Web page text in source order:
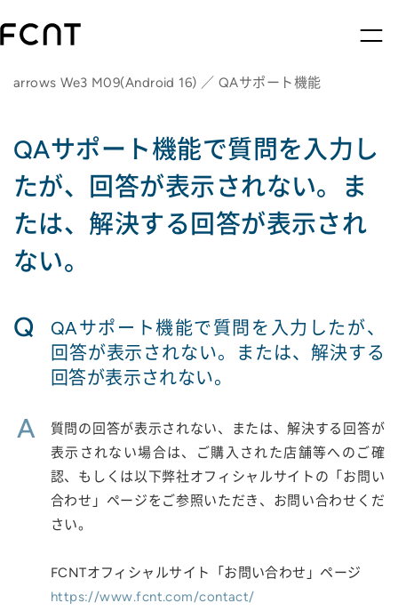
arrows We3 M09(Android 16) ／ QAサポート機能
QAサポート機能で質問を入力し
たが、回答が表示されない。ま
たは、解決する回答が表示され
ない。
Q
QAサポート機能で質問を入力したが、
回答が表示されない。または、解決する
回答が表示されない。
A
質問の回答が表示されない、または、解決する回答が
表示されない場合は、ご購入された店舗等へのご確
認、もしくは以下弊社オフィシャルサイトの「お問い
合わせ」ページをご参照いただき、お問い合わせくだ
さい。
FCNTオフィシャルサイト「お問い合わせ」ページ
https://www.fcnt.com/contact/